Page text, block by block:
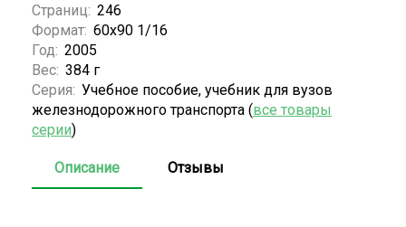
Страниц: 246
Формат: 60х90 1/16
Год: 2005
Вес: 384 г
Серия: Учебное пособие, учебник для вузов
железнодорожного транспорта (все товары
серии)
Описание Отзывы